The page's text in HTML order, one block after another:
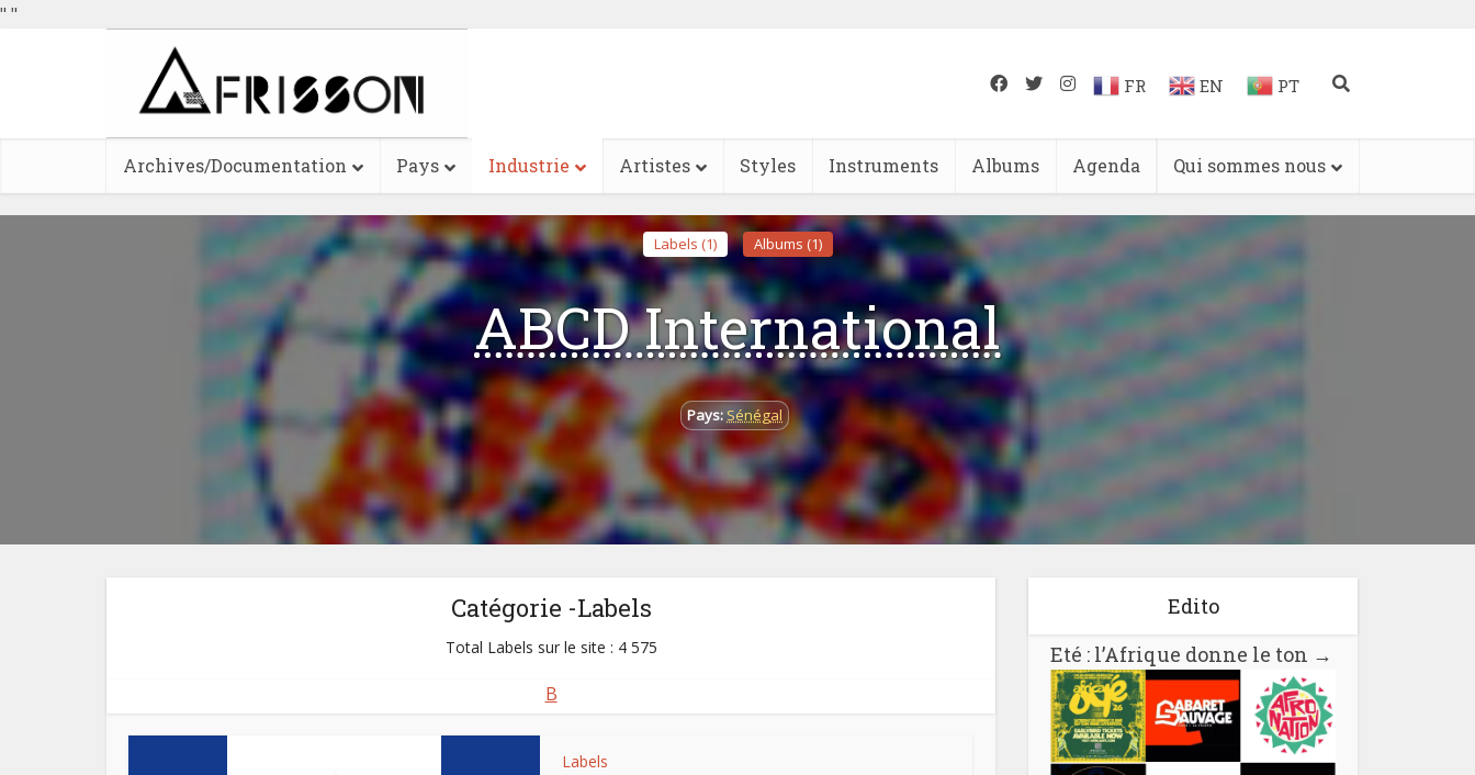
" "
FR EN PT
Archives/Documentation Pays Industrie Artistes Styles Instruments Albums Agenda Qui sommes nous
Labels (1) Albums (1)
ABCD International
Pays:Sénégal
Catégorie -Labels
Total Labels sur le site : 4 575
B
Labels
Edito
Eté : l’Afrique donne le ton →